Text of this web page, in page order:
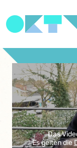
Das
Es gelten die